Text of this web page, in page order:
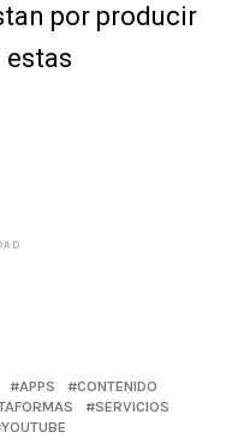
por producir
estas
APPS
CONTENIDO
SERVICIOS
YOUTUBE